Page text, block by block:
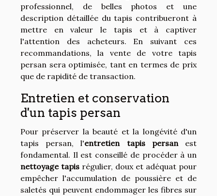
professionnel, de belles photos et une
description détaillée du tapis contribueront à
mettre en valeur le tapis et à captiver
l'attention des acheteurs. En suivant ces
recommandations, la vente de votre tapis
persan sera optimisée, tant en termes de prix
que de rapidité de transaction.
Entretien et conservation
d'un tapis persan
Pour préserver la beauté et la longévité d'un
tapis persan, l'entretien tapis persanest
fondamental. Il est conseillé de procéder à un
nettoyage tapis régulier, doux et adéquat pour
empêcher l'accumulation de poussière et de
saletés qui peuvent endommager les fibres sur